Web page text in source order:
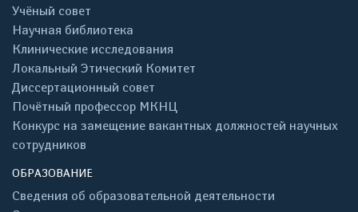
Учёный совет
Научная библиотека
Клинические исследования
Локальный Этический Комитет
Диссертационный совет
Почётный профессор МКНЦ
Конкурс на замещение вакантных должностей научных
сотрудников
ОБРАЗОВАНИЕ
Сведения об образовательной деятельности